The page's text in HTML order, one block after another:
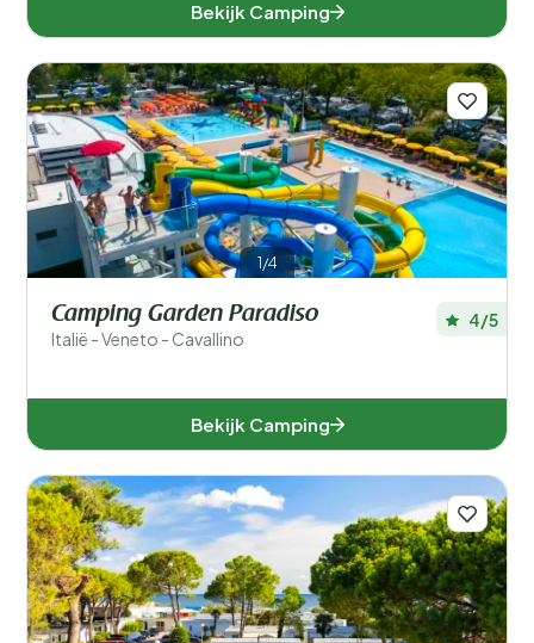
Bekijk Camping
1/4
Camping Garden Paradiso
Italië - Veneto - Cavallino
4/5
Bekijk Camping